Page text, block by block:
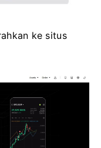
ke situs